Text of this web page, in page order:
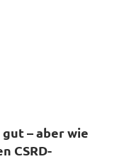
– aber wie
CSRD-